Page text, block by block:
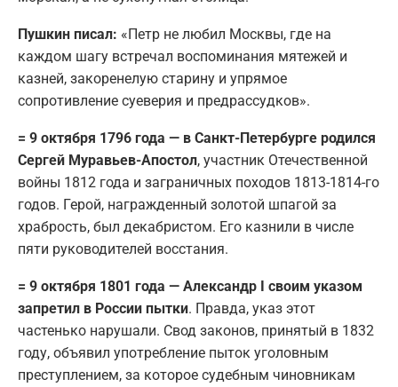
Пушкин писал: «Петр не любил Москвы, где на
каждом шагу встречал воспоминания мятежей и
казней, закоренелую старину и упрямое
сопротивление суеверия и предрассудков».
= 9 октября 1796 года — в Санкт-Петербурге родился
Сергей Муравьев-Апостол, участник Отечественной
войны 1812 года и заграничных походов 1813-1814-го
годов. Герой, награжденный золотой шпагой за
храбрость, был декабристом. Его казнили в числе
пяти руководителей восстания.
= 9 октября 1801 года — Александр I своим указом
запретил в России пытки. Правда, указ этот
частенько нарушали. Свод законов, принятый в 1832
году, объявил употребление пыток уголовным
преступлением, за которое судебным чиновникам